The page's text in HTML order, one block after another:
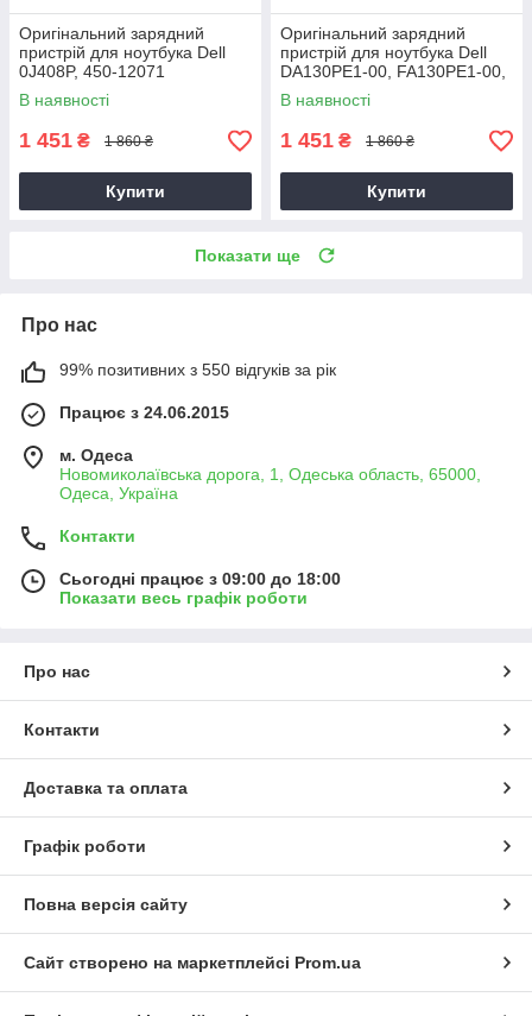
Оригінальний зарядний
пристрій для ноутбука Dell
0J408P, 450-12071
В наявності
1 451 ₴ 1 860 ₴
Купити
Оригінальний зарядний
пристрій для ноутбука Dell
DA130PE1-00, FA130PE1-00,
HA130PM160
В наявності
1 451 ₴ 1 860 ₴
Купити
Показати ще
Про нас
99% позитивних з 550 відгуків за рік
Працює з 24.06.2015
м. Одеса
Новомиколаївська дорога, 1, Одеська область, 65000,
Одеса, Україна
Контакти
Сьогодні працює з 09:00 до 18:00
Показати весь графік роботи
Про нас
Контакти
Доставка та оплата
Графік роботи
Повна версія сайту
Сайт створено на маркетплейсі Prom.ua